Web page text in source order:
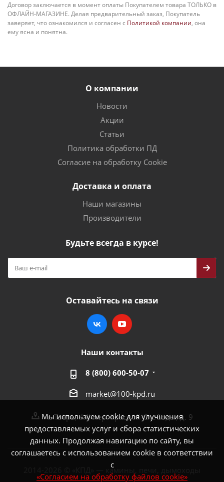
Мы используем cookie для улучшения
предоставляемых услуг и сбора статистических
данных. Продолжая навигацию по сайту, вы
соглашаетесь с использованием cookie в соответствии
с
«Согласием на обработку файлов cookie»
Договор заключается в момент оплаты Покупателем товара ТОЛЬКО в
ОФЛАЙН-МАГАЗИНЕ. Делая предварительный заказ, Покупатель
заверяет, что ознакомился и согласен с Политикой компании, она
ему ясна и понятна.
О компании
Новости
Акции
Статьи
Политика обработки ПД
Согласие на обработку Cookie
Доставка и оплата
Наши магазины
Производители
Будьте всегда в курсе!
Оставайтесь на связи
Наши контакты
8 (800) 600-50-07
market@100-kpd.ru
г. Тверь, 4-й пер. Красной Слободы, д. 9
2014-2026 © «КПД» — камины, печи, дымоходы